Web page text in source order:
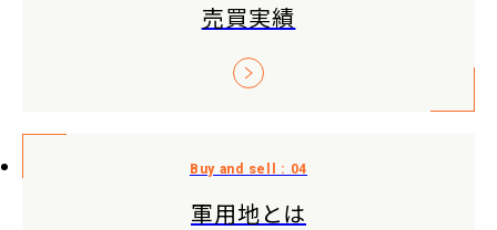
売買実績
軍用地とは